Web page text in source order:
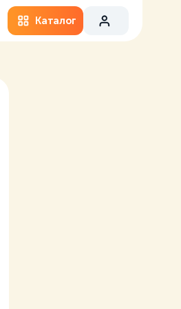
Каталог